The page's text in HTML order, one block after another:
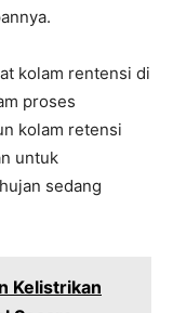
kolam rentensi di
proses
kolam retensi
untuk
sedang
Kelistrikan